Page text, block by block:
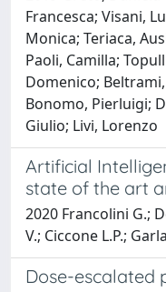
Francesca; Visani,
Monica; Teriaca,
Paoli, Camilla;
Domenico;
Bonomo, Pierluigi;
Giulio; Livi, Lorenzo
Artificial
state of the art
2020 Francolini G.;
V.; Ciccone L.P.;
Dose-escalated